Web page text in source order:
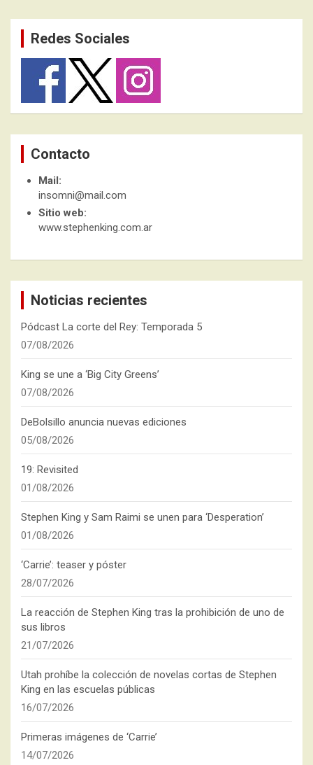
Redes Sociales
Contacto
Mail:
insomni@mail.com
Sitio web:
www.stephenking.com.ar
Noticias recientes
Pódcast La corte del Rey: Temporada 5
07/08/2026
King se une a ‘Big City Greens’
07/08/2026
DeBolsillo anuncia nuevas ediciones
05/08/2026
19: Revisited
01/08/2026
Stephen King y Sam Raimi se unen para ‘Desperation’
01/08/2026
‘Carrie’: teaser y póster
28/07/2026
La reacción de Stephen King tras la prohibición de uno de
sus libros
21/07/2026
Utah prohíbe la colección de novelas cortas de Stephen
King en las escuelas públicas
16/07/2026
Primeras imágenes de ‘Carrie’
14/07/2026